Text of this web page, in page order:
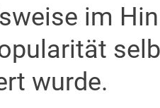
im
wurde.